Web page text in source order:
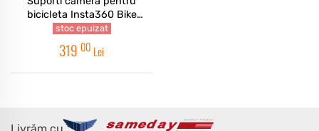
bicicleta Insta360 Bike
Bundle
stoc epuizat
319 00 Lei